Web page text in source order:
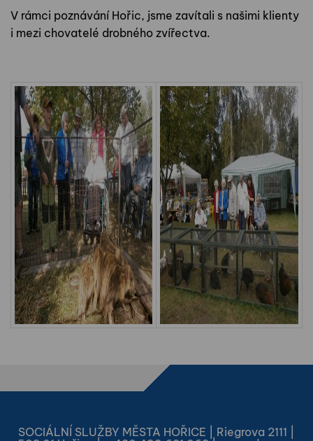
V rámci poznávání Hořic, jsme zavítali s našimi klienty
i mezi chovatelé drobného zvířectva.
SOCIÁLNÍ SLUŽBY MĚSTA HOŘICE | Riegrova 2111 |